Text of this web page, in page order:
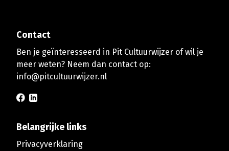
Contact
Ben je geïnteresseerd in Pit Cultuurwijzer of wil je
meer weten? Neem dan contact op:
info@pitcultuurwijzer.nl
Belangrijke links
Privacyverklaring